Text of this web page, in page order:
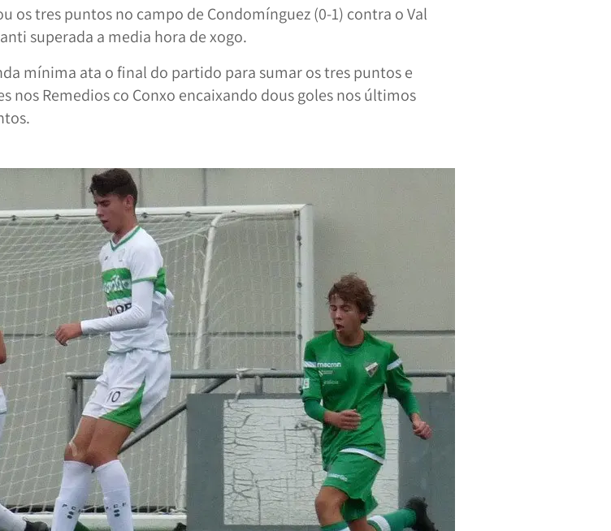
os tres puntos no campo de Condomínguez (0-1) contra o Val
superada a media hora de xogo.
mínima ata o final do partido para sumar os tres puntos e
nos Remedios co Conxo encaixando dous goles nos últimos